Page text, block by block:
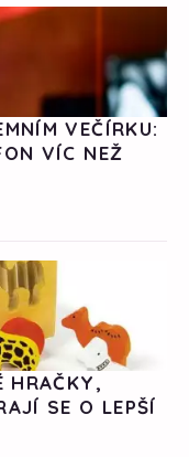
VEČÍRKU:
VÍC NEŽ
HRAČKY,
SE O LEPŠÍ